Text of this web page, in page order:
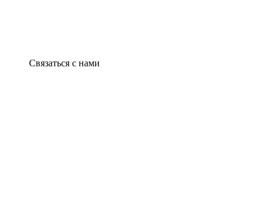
Связаться с нами